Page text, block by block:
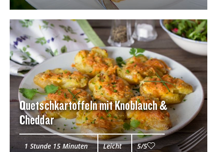
Quetschkartoffeln mit Knoblauch &
Cheddar
1 Stunde 15 Minuten Leicht 5/5